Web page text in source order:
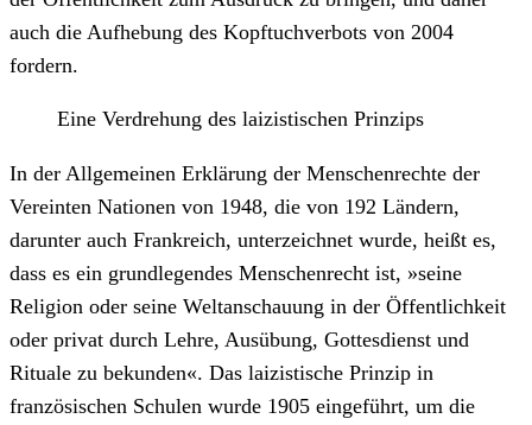
auch die Aufhebung des Kopftuchverbots von 2004
fordern.
Eine Verdrehung des laizistischen Prinzips
In der Allgemeinen Erklärung der Menschenrechte der
Vereinten Nationen von 1948, die von 192 Ländern,
darunter auch Frankreich, unterzeichnet wurde, heißt es,
dass es ein grundlegendes Menschenrecht ist, »seine
Religion oder seine Weltanschauung in der Öffentlichkeit
oder privat durch Lehre, Ausübung, Gottesdienst und
Rituale zu bekunden«. Das laizistische Prinzip in
französischen Schulen wurde 1905 eingeführt, um die